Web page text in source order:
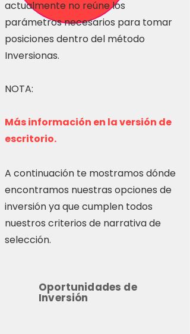
actualmente no reúne los
parámetros necesarios para tomar
posiciones dentro del método
Inversionas.
NOTA:
Más información en la versión de
escritorio.
A continuación te mostramos dónde
encontramos nuestras opciones de
inversión ya que cumplen todos
nuestros criterios de narrativa de
selección.
Oportunidades de
Inversión